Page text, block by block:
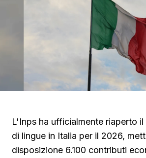
L'Inps ha ufficialmente riaperto
di lingue in Italia per il 2026,
disposizione 6.100 contributi